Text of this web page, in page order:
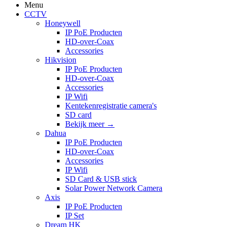
Menu
CCTV
Honeywell
IP PoE Producten
HD-over-Coax
Accessories
Hikvision
IP PoE Producten
HD-over-Coax
Accessories
IP Wifi
Kentekenregistratie camera's
SD card
Bekijk meer →
Dahua
IP PoE Producten
HD-over-Coax
Accessories
IP Wifi
SD Card & USB stick
Solar Power Network Camera
Axis
IP PoE Producten
IP Set
Dream HK